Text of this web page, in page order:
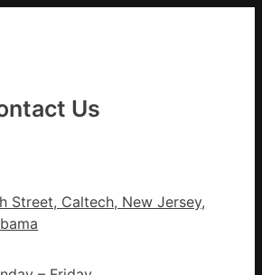
動
Us
Street, Caltech, New Jersey,